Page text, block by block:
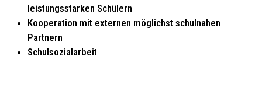
leistungsstarken Schülern
Kooperation mit externen möglichst schulnahen
Partnern
Schulsozialarbeit